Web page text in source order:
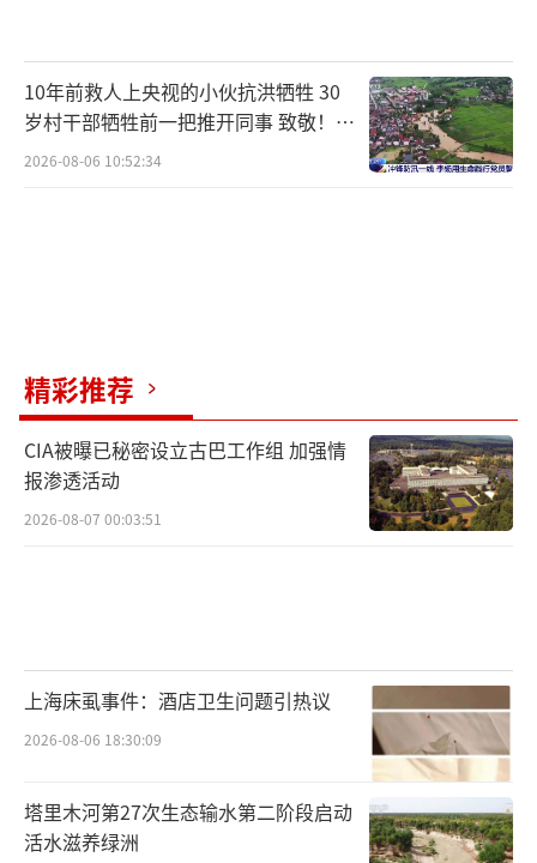
10年前救人上央视的小伙抗洪牺牲 30
岁村干部牺牲前一把推开同事 致敬！送
别！
2026-08-06 10:52:34
精彩推荐
CIA被曝已秘密设立古巴工作组 加强情
报渗透活动
2026-08-07 00:03:51
上海床虱事件：酒店卫生问题引热议
2026-08-06 18:30:09
塔里木河第27次生态输水第二阶段启动
活水滋养绿洲